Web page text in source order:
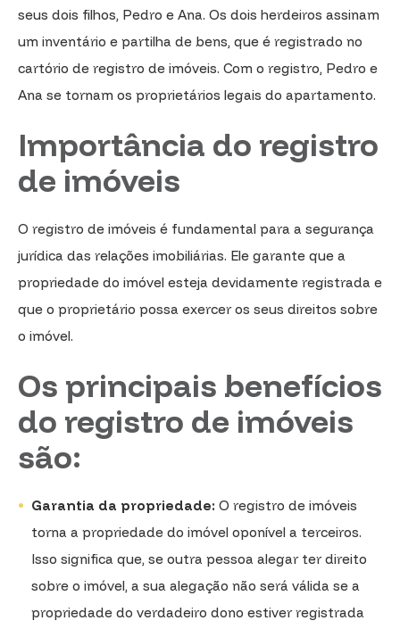
seus dois filhos, Pedro e Ana. Os dois herdeiros assinam
um inventário e partilha de bens, que é registrado no
cartório de registro de imóveis. Com o registro, Pedro e
Ana se tornam os proprietários legais do apartamento.
Importância do registro
de imóveis
O registro de imóveis é fundamental para a segurança
jurídica das relações imobiliárias. Ele garante que a
propriedade do imóvel esteja devidamente registrada e
que o proprietário possa exercer os seus direitos sobre
o imóvel.
Os principais benefícios
do registro de imóveis
são:
Garantia da propriedade: O registro de imóveis
torna a propriedade do imóvel oponível a terceiros.
Isso significa que, se outra pessoa alegar ter direito
sobre o imóvel, a sua alegação não será válida se a
propriedade do verdadeiro dono estiver registrada